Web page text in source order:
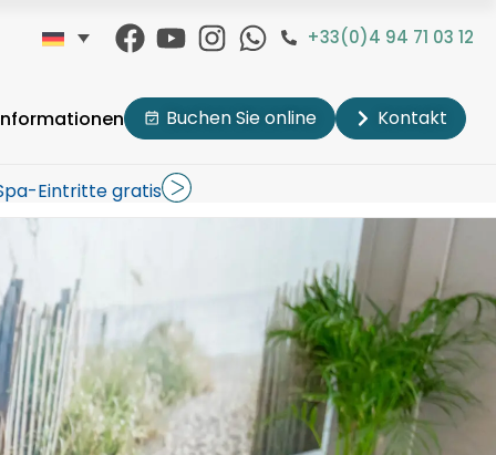
+33(0)4 94 71 03 12
Buchen Sie online Kontakt
Eintritte gratis